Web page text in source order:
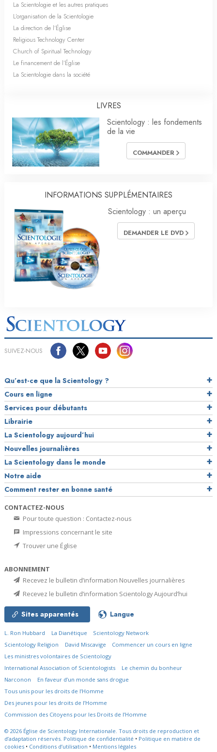
La Scientologie et les autres pratiques
L’organisation de la Scientologie
La direction de l’Église
Religious Technology Center
Church of Spiritual Technology
Le financement de l’Église
La Scientologie dans la société
LIVRES
Scientology : les fondements
de la vie
COMMANDER
INFORMATIONS SUPPLÉMENTAIRES
Scientology : un aperçu
DEMANDER LE DVD
SUIVEZ-NOUS
Qu’est-ce que la Scientology ?
Cours en ligne
Services pour débutants
Librairie
La Scientology aujourd’hui
Nouvelles journalières
La Scientology dans le monde
Notre aide
Comment rester en bonne santé
CONTACTEZ-NOUS
Pour toute question : Contactez-nous
Impressions concernant le site
Trouver une Église
ABONNEMENT
Recevez le bulletin d’information Nouvelles journalières
Recevez le bulletin d’information Scientology Aujourd’hui
Sites apparentés Langue
L. Ron Hubbard La Dianétique
Scientology Network
Scientology Religion
David Miscavige
Commencer un cours en ligne
Les ministres volontaires de Scientology
International Association of Scientologists
Le chemin du bonheur
Narconon
En faveur d’un monde sans drogue
Tous unis pour les droits de l’Homme
Des jeunes pour les droits de l’Homme
Commission des Citoyens pour les Droits de l’Homme
© 2026 Église de Scientology Internationale. Tous droits de reproduction et
d’adaptation réservés. Politique de confidentialité • Politique en matière de
cookies • Conditions d’utilisation • Mentions légales